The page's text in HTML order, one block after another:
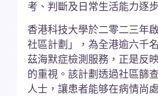
考、判斷及日常生活能力逐
香港科技大學於二零二三年
社區計劃」，為全港逾六千
茲海默症檢測服務，正是反
的重視。該計劃透過社區篩
人士，讓患者能够在病情尚